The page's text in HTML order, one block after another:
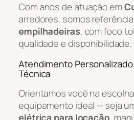
Com anos de atuação em
arredores, somos
empilhadeiras, com foco
qualidade e disponibilidade.
Atendimento
Técnica
Orientamos você na
equipamento ideal — seja